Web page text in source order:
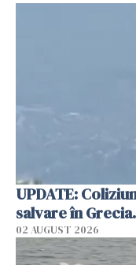
UPDATE:
salvare în
02 AUGUST 2026